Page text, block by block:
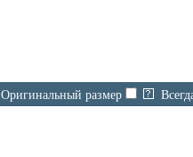
Оригинальный размер